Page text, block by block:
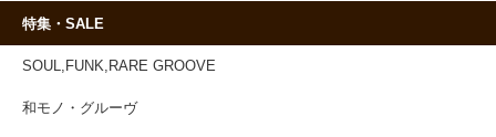
特集・SALE
SOUL,FUNK,RARE GROOVE
和モノ・グルーヴ